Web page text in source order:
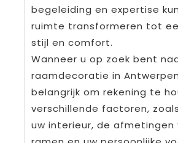
begeleiding en expertise
ruimte transformeren tot
stijl en comfort.
Wanneer u op zoek bent
raamdecoratie in
belangrijk om rekening te
verschillende factoren,
uw interieur, de afmetingen